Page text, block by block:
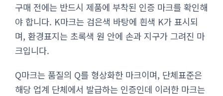
구매 전에는 반드시 제품에 부착된 인증 마크를 확인해
야 합니다. K마크는 검은색 바탕에 흰색 K가 표시되
며, 환경표지는 초록색 원 안에 손과 지구가 그려진 마
크입니다.
Q마크는 품질의 Q를 형상화한 마크이며, 단체표준은
해당 업계 단체에서 발급하는 인증인데 이러한 마크는